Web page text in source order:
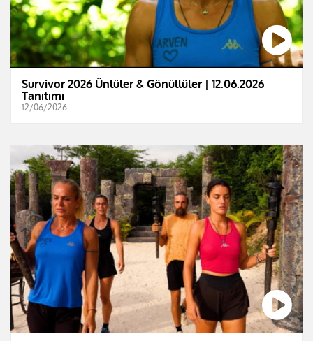
Survivor 2026 Ünlüler & Gönüllüler | 12.06.2026
Tanıtımı
12/06/2026